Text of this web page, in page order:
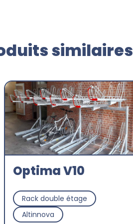
similaires
Optima V10
Rack double étage
Altinnova